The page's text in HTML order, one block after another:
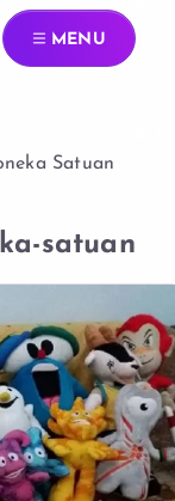
MENU
Satuan
satuan